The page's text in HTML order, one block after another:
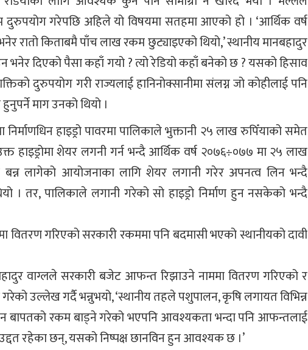
गरेपछि अहिले यो विषयमा सतहमा आएको हो । ‘आर्थिक वर्ष
रातो किताबमै पाँच लाख रकम छुट्याइएको थियो,’ स्थानीय मानबहादुर
भनेर दिएको पैसा कहाँ गयो ? त्यो रेडियो कहाँ बनेको छ ? यसको हिसाव
दुरुपयोग गरी राज्यलाई हानिनोक्सानीमा संलग्न जो कोहीलाई पनि
माग उनको थियो ।
हाइड्रो पावरमा पालिकाले भुक्तानी २५ लाख रुपिँयाको समेत
हाइड्रोमा शेयर लगनी गर्न भन्दै आर्थिक वर्ष २०७६÷०७७ मा २५ लाख
बन्न लागेको आयोजनाका लागि शेयर लगानी गरेर अपनत्व लिन भन्दै
। तर, पालिकाले लगानी गरेको सो हाइड्रो निर्माण हुन नसकेको भन्दै
वितरण गरिएको सरकारी रकममा पनि बदमासी भएको स्थानीयको दावी
वाग्लले सरकारी बजेट आफन्त रिझाउने नाममा वितरण गरिएको र
उल्लेख गर्दै भन्नुभयो, ‘स्थानीय तहले पशुपालन, कृषि लगायत विभिन्न
बापतको रकम बाड्ने गरेको भएपनि आवश्यकता भन्दा पनि आफन्तलाई
रहेका छन्, यसको निष्पक्ष छानविन हुन आवश्यक छ ।’